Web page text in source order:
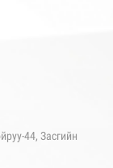
44, Засгийн